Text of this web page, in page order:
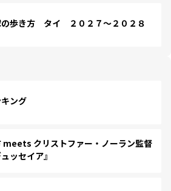
歩き方 タイ ２０２７～２０２８
ング
meets クリストファー・ノーラン監督
ッセイア』